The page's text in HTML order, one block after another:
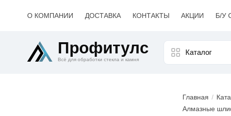
Профитулс
Всё для обработки стекла и камня
Каталог
О КОМПАНИИ ДОСТАВКА КОНТАКТЫ АКЦИИ Б/У
Главная
Алмазные